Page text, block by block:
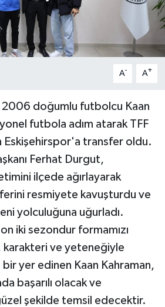
A- A+
doğumlu futbolcu Kaan
futbola adım atarak TFF
Eskişehirspor'a transfer oldu.
Ferhat Durgut,
ilçede ağırlayarak
resmiyete kavuşturdu ve
yolculuğuna uğurladı.
iki sezondur formamızı
karakteri ve yeteneğiyle
yer edinen Kaan Kahraman,
başarılı olacak ve
şekilde temsil edecektir.